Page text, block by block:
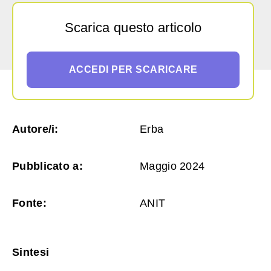
Scarica questo articolo
ACCEDI PER SCARICARE
Autore/i: Erba
Pubblicato a: Maggio 2024
Fonte: ANIT
Sintesi